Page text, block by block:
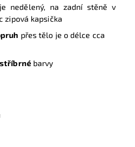
nedělený, na zadní stěně v
zipová kapsička
přes tělo je o délce cca
stříbrnébarvy